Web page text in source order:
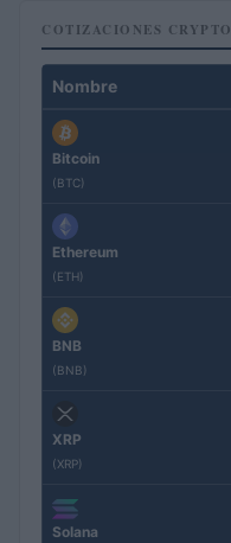
COTIZACIONES CRYPTO
Nombre
Bitcoin
(BTC)
Ethereum
(ETH)
BNB
(BNB)
XRP
(XRP)
Solana